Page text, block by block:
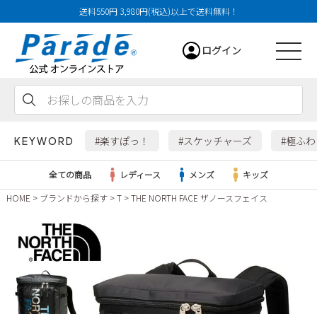
送料550円 3,980円(税込)以上で送料無料！
ログイン
KEYWORD #楽すぽっ！ #スケッチャーズ #極ふ
レディース
すべての商品
メンズ
全ての商品 レディース メンズ
キッズ
HOME
ブランドから探す T THE NORTH FACE ザノースフェイス